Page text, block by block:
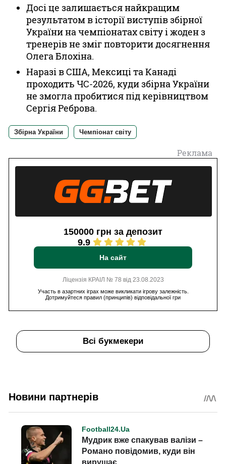
Досі це залишається найкращим
результатом в історії виступів збірної
України на чемпіонатах світу і жоден з
тренерів не зміг повторити досягнення
Олега Блохіна.
Наразі в США, Мексиці та Канаді
проходить ЧС-2026, куди збірна України
не змогла пробитися під керівництвом
Сергія Реброва.
Збірна України Чемпіонат світу
Реклама
150000 грн за депозит
9.9
На сайт
Ліцензія КРАІЛ № 78 від 23.08.2023
Участь в азартних іграх може викликати ігрову залежність.
Дотримуйтеся правил (принципів) відповідальної гри
Всі букмекери